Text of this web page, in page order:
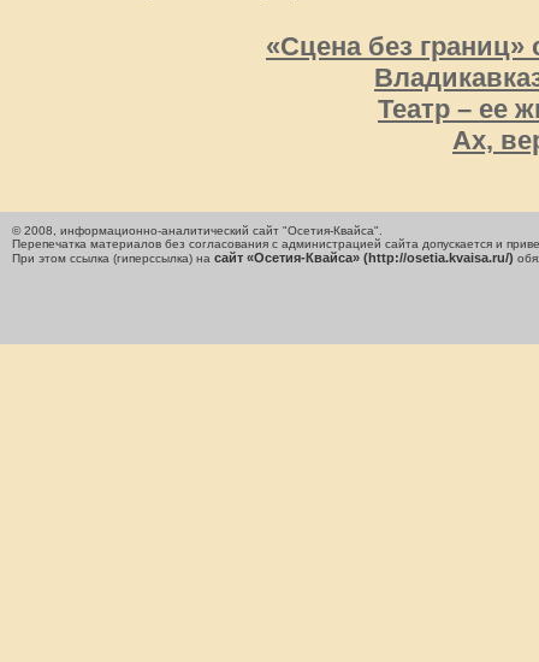
«Сцена без границ»
Театр – ее
Ах,
© 2008, информационно-аналитический сайт "Осетия-Квайса".
Перепечатка материалов без согласования с администрацией сайта допускается и
При этом ссылка (гиперссылка) на сайт «Осетия-Квайса» (http://osetia.kvaisa.ru/)